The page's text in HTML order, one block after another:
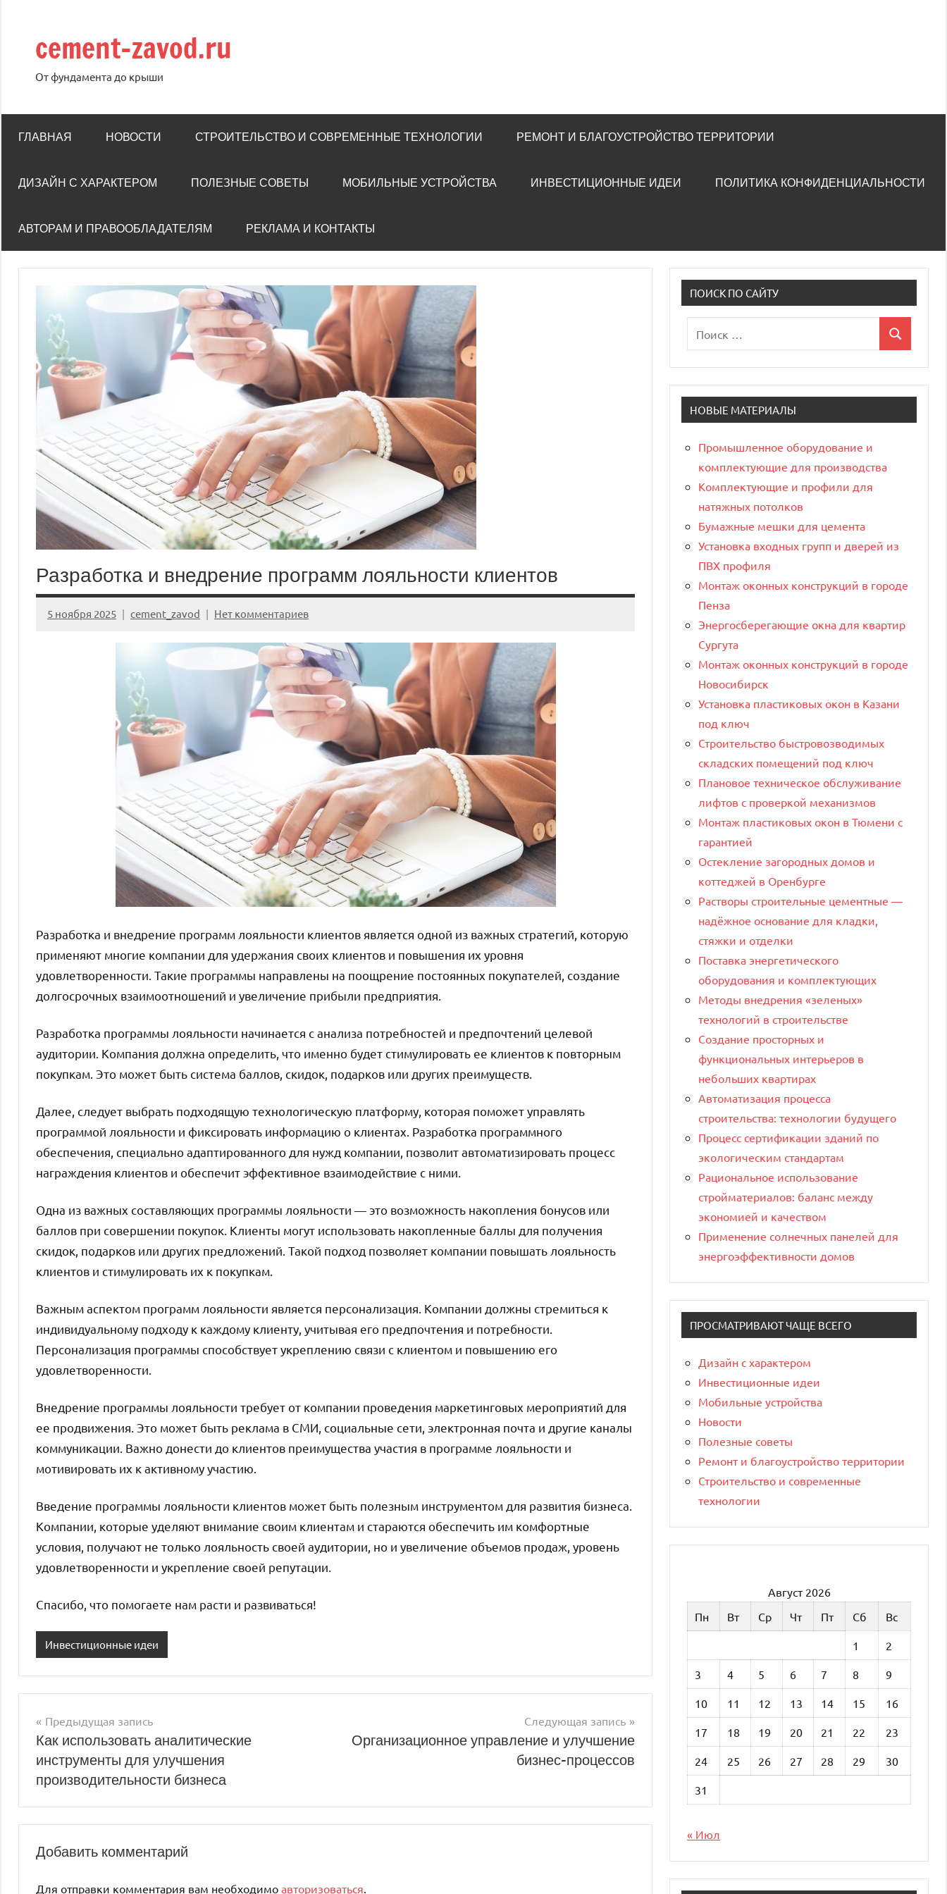
содержимому
cement-zavod.ru
От фундамента до крыши
ГЛАВНАЯ НОВОСТИ СТРОИТЕЛЬСТВО И СОВРЕМЕННЫЕ ТЕХНОЛОГИИ РЕМОНТ И БЛАГОУСТРОЙСТВО ТЕРРИТОРИИ
ДИЗАЙН С ХАРАКТЕРОМ ПОЛЕЗНЫЕ СОВЕТЫ МОБИЛЬНЫЕ УСТРОЙСТВА ИНВЕСТИЦИОННЫЕ ИДЕИ ПОЛИТИКА КОНФИДЕНЦИАЛЬНОСТИ
АВТОРАМ И ПРАВООБЛАДАТЕЛЯМ РЕКЛАМА И КОНТАКТЫ
Разработка и внедрение программ лояльности клиентов
5 ноября 2025 cement_zavod Нет комментариев
Разработка и внедрение программ лояльности клиентов является одной из важных стратегий, которую
применяют многие компании для удержания своих клиентов и повышения их уровня
удовлетворенности. Такие программы направлены на поощрение постоянных покупателей, создание
долгосрочных взаимоотношений и увеличение прибыли предприятия.
Разработка программы лояльности начинается с анализа потребностей и предпочтений целевой
аудитории. Компания должна определить, что именно будет стимулировать ее клиентов к повторным
покупкам. Это может быть система баллов, скидок, подарков или других преимуществ.
Далее, следует выбрать подходящую технологическую платформу, которая поможет управлять
программой лояльности и фиксировать информацию о клиентах. Разработка программного
обеспечения, специально адаптированного для нужд компании, позволит автоматизировать процесс
награждения клиентов и обеспечит эффективное взаимодействие с ними.
Одна из важных составляющих программы лояльности — это возможность накопления бонусов или
баллов при совершении покупок. Клиенты могут использовать накопленные баллы для получения
скидок, подарков или других предложений. Такой подход позволяет компании повышать лояльность
клиентов и стимулировать их к покупкам.
Важным аспектом программ лояльности является персонализация. Компании должны стремиться к
индивидуальному подходу к каждому клиенту, учитывая его предпочтения и потребности.
Персонализация программы способствует укреплению связи с клиентом и повышению его
удовлетворенности.
Внедрение программы лояльности требует от компании проведения маркетинговых мероприятий для
ее продвижения. Это может быть реклама в СМИ, социальные сети, электронная почта и другие каналы
коммуникации. Важно донести до клиентов преимущества участия в программе лояльности и
мотивировать их к активному участию.
Введение программы лояльности клиентов может быть полезным инструментом для развития бизнеса.
Компании, которые уделяют внимание своим клиентам и стараются обеспечить им комфортные
условия, получают не только лояльность своей аудитории, но и увеличение объемов продаж, уровень
удовлетворенности и укрепление своей репутации.
Спасибо, что помогаете нам расти и развиваться!
Инвестиционные идеи
Навигация
по
записям
Предыдущая запись
Как использовать аналитические
инструменты для улучшения
производительности бизнеса
Следующая запись
Организационное управление и улучшение
бизнес-процессов
Добавить комментарий
Для отправки комментария вам необходимо авторизоваться.
ПОИСК ПО САЙТУ
для:
Поиск
НОВЫЕ МАТЕРИАЛЫ
Промышленное оборудование и
комплектующие для производства
Комплектующие и профили для
натяжных потолков
Бумажные мешки для цемента
Установка входных групп и дверей из
ПВХ профиля
Монтаж оконных конструкций в городе
Пенза
Энергосберегающие окна для квартир
Сургута
Монтаж оконных конструкций в городе
Новосибирск
Установка пластиковых окон в Казани
под ключ
Строительство быстровозводимых
складских помещений под ключ
Плановое техническое обслуживание
лифтов с проверкой механизмов
Монтаж пластиковых окон в Тюмени с
гарантией
Остекление загородных домов и
коттеджей в Оренбурге
Растворы строительные цементные —
надёжное основание для кладки,
стяжки и отделки
Поставка энергетического
оборудования и комплектующих
Методы внедрения «зеленых»
технологий в строительстве
Создание просторных и
функциональных интерьеров в
небольших квартирах
Автоматизация процесса
строительства: технологии будущего
Процесс сертификации зданий по
экологическим стандартам
Рациональное использование
стройматериалов: баланс между
экономией и качеством
Применение солнечных панелей для
энергоэффективности домов
ПРОСМАТРИВАЮТ ЧАЩЕ ВСЕГО
Дизайн с характером
Инвестиционные идеи
Мобильные устройства
Новости
Полезные советы
Ремонт и благоустройство территории
Строительство и современные
технологии
Август 2026
Пн
Вт Ср Чт Пт Сб Вс
1 2
3 4 5 6 7 8 9
10 11 12 13 14 15 16
17 18 19 20 21 22 23
24 25 26 27 28 29 30
31
« Июл